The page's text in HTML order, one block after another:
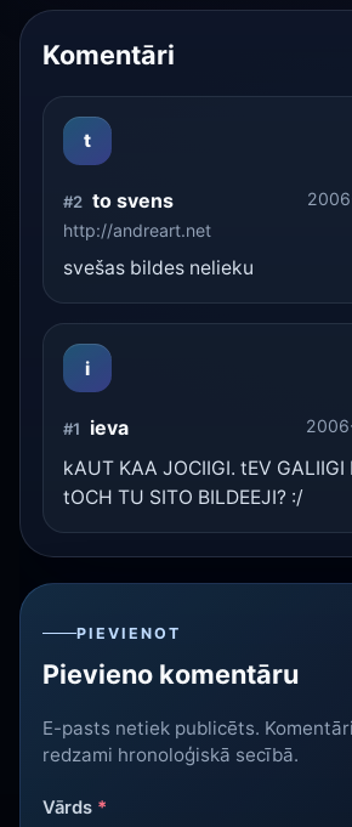
Komentāri
t
#2 to svens
http://andreart.net
svešas bildes nelieku
i
#1 ieva
kAUT KAA JOCIIGI. tEV GALIIGI
tOCH TU SITO BILDEEJI? :/
PIEVIENOT
Pievieno komentāru
E-pasts netiek publicēts.
redzami hronoloģiskā secībā.
Vārds *